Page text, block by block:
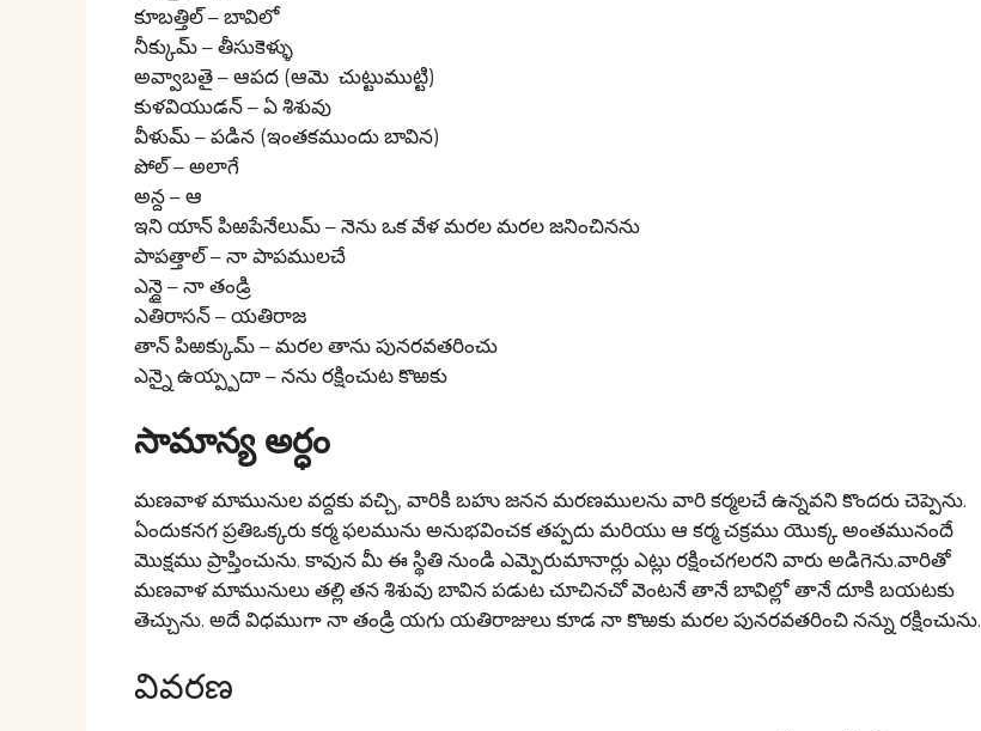
కూబత్తిల్ – బావిలో
నీక్కుమ్ – తీసుకెళ్ళు
అవ్వాబతై – ఆపద (ఆమె చుట్టుముట్టి)
కుళవియుడన్ – ఏ శిశువు
వీళుమ్ – పడిన (ఇంతకముందు బావిన)
పోల్ – అలాగే
అన్ద – ఆ
ఇని యాన్ పిఱపేనేలుమ్ – నెను ఒక వేళ మరల మరల జనించినను
పాపత్తాల్ – నా పాపములచే
ఎన్దై – నా తండ్రి
ఎతిరాసన్ – యతిరాజ
తాన్ పిఱక్కుమ్ – మరల తాను పునరవతరించు
ఎన్నై ఉయ్ప్పదా – నను రక్షించుట కొఱకు
సామాన్య అర్ధం
మణవాళ మామునుల వద్దకు వచ్చి, వారికి బహు జనన మరణములను వారి కర్మలచే ఉన్నవని కొందరు చెప్పెను.
ఏందుకనగ ప్రతిఒక్కరు కర్మ ఫలమును అనుభవించక తప్పదు మరియు ఆ కర్మ చక్రము యొక్క అంతమునందే
మొక్షము ప్రాప్తించును. కావున మీ ఈ స్థితి నుండి ఎమ్పెరుమానార్లు ఎట్లు రక్షించగలరని వారు అడిగెను.వారితో
మణవాళ మామునులు తల్లి తన శిశువు బావిన పడుట చూచినచో వెంటనే తానే బావిల్లో తానే దూకి బయటకు
తెచ్చును. అదే విధముగా నా తండ్రి యగు యతిరాజులు కూడ నా కొఱకు మరల పునరవతరించి నన్ను రక్షించును.
వివరణ